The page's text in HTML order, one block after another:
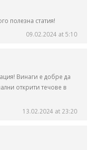
полезна статия!
09.02.2024 at 5:10
Винаги е добре да
открити течове в
13.02.2024 at 23:20